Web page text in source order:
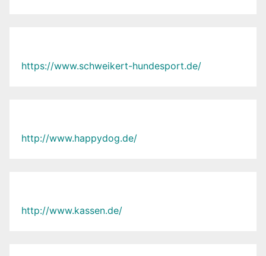
https://www.schweikert-hundesport.de/
http://www.happydog.de/
http://www.kassen.de/